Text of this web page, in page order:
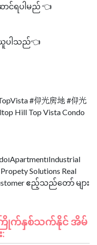
ာင်ရပါမည် 👈
ပါသည်👈
#仰光房地 #仰光
Hill Top Vista Condo
Apartment၊Industrial
Solutions Real
ဧည့်သည်တော် များ
ြိုက်နှစ်သက်နိုင် အိမ်
: